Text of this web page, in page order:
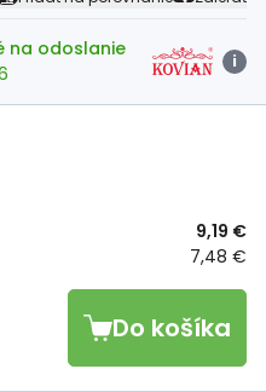
na odoslanie
i
7,48 €
9,19 €
Do košíka